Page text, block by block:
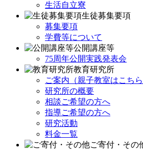
生活自立寮
生徒募集要項
募集要項
学費等について
公開講座等
75周年公開実践発表会
教育研究所
ご案内（親子教室はこちら
研究所の概要
相談ご希望の方へ
指導ご希望の方へ
研究活動
料金一覧
ご寄付・その